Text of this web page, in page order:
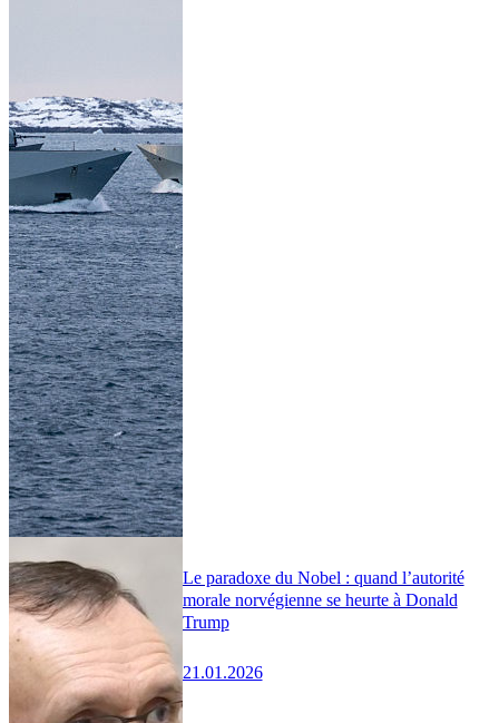
Le paradoxe du Nobel : quand l’autorité
morale norvégienne se heurte à Donald
Trump
21.01.2026